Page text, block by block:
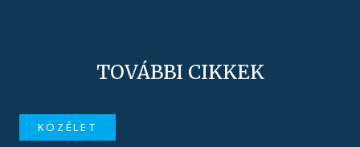
TOVÁBBI CIKKEK
KÖZÉLET